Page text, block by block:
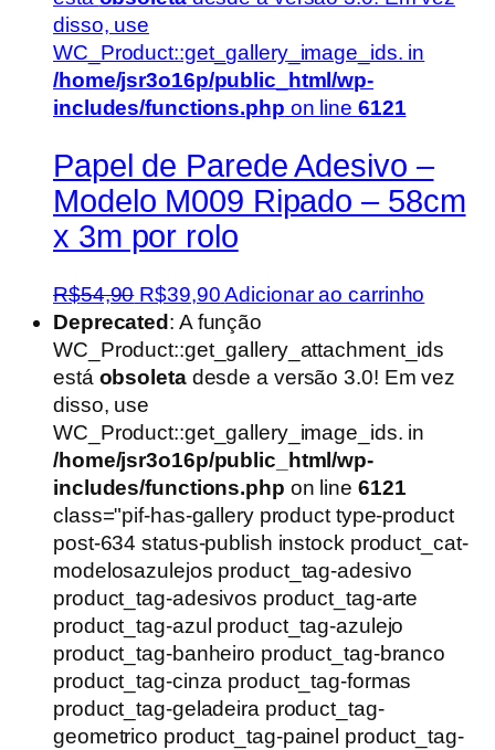
disso, use
WC_Product::get_gallery_image_ids. in
/home/jsr3o16p/public_html/wp-
includes/functions.php on line 6121
Papel de Parede Adesivo –
Modelo M009 Ripado – 58cm
x 3m por rolo
R$54,90 O
preço
original
era:
R$54,90.
R$39,90O
preço
atual
é:
Adicionar ao carrinho
Deprecated: A função
WC_Product::get_gallery_attachment_ids
está obsoletadesde a versão 3.0! Em vez
disso, use
WC_Product::get_gallery_image_ids. in
/home/jsr3o16p/public_html/wp-
includes/functions.php on line 6121
class="pif-has-gallery product type-product
post-634 status-publish instock product_cat-
modelosazulejos product_tag-adesivo
product_tag-adesivos product_tag-arte
product_tag-azul product_tag-azulejo
product_tag-banheiro product_tag-branco
product_tag-cinza product_tag-formas
product_tag-geladeira product_tag-
geometrico product_tag-painel product_tag-